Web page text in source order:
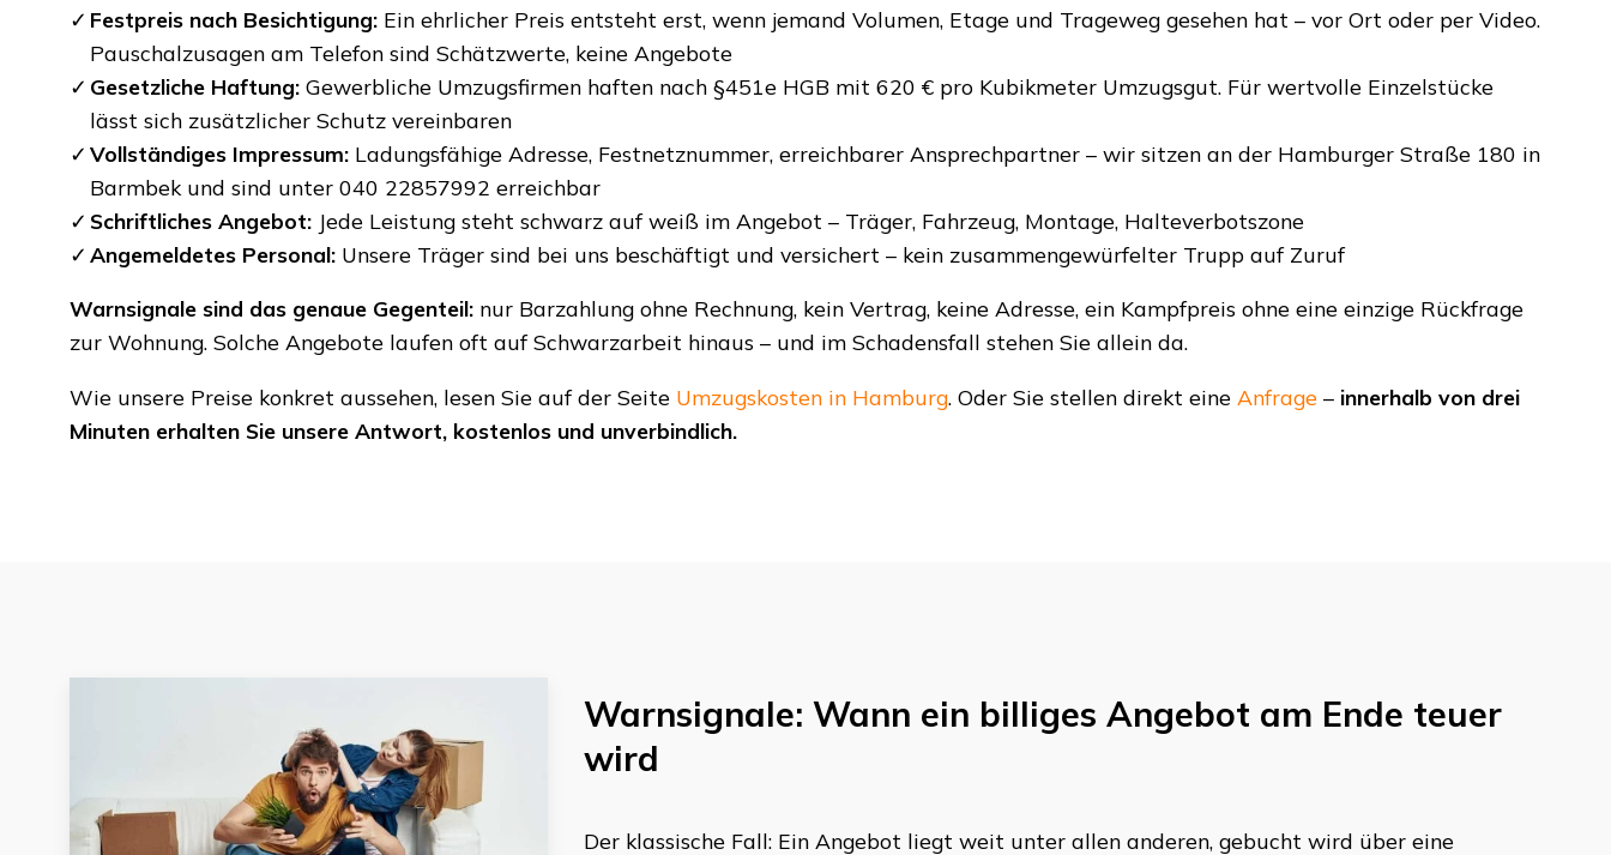
Festpreis nach Besichtigung: Ein ehrlicher Preis entsteht erst, wenn jemand Volumen, Etage und Trageweg gesehen hat – vor Ort oder per Video.
Pauschalzusagen am Telefon sind Schätzwerte, keine Angebote
Gesetzliche Haftung: Gewerbliche Umzugsfirmen haften nach §451e HGB mit 620 € pro Kubikmeter Umzugsgut. Für wertvolle Einzelstücke
lässt sich zusätzlicher Schutz vereinbaren
Vollständiges Impressum: Ladungsfähige Adresse, Festnetznummer, erreichbarer Ansprechpartner – wir sitzen an der Hamburger Straße 180 in
Barmbek und sind unter 040 22857992 erreichbar
Schriftliches Angebot: Jede Leistung steht schwarz auf weiß im Angebot – Träger, Fahrzeug, Montage, Halteverbotszone
Angemeldetes Personal: Unsere Träger sind bei uns beschäftigt und versichert – kein zusammengewürfelter Trupp auf Zuruf
Warnsignale sind das genaue Gegenteil:nur Barzahlung ohne Rechnung, kein Vertrag, keine Adresse, ein Kampfpreis ohne eine einzige Rückfrage
zur Wohnung. Solche Angebote laufen oft auf Schwarzarbeit hinaus – und im Schadensfall stehen Sie allein da.
Wie unsere Preise konkret aussehen, lesen Sie auf der Seite Umzugskosten in Hamburg. Oder Sie stellen direkt eine Anfrage– innerhalb von drei
Minuten erhalten Sie unsere Antwort, kostenlos und unverbindlich.
Warnsignale: Wann ein billiges Angebot am Ende teuer
wird
Der klassische Fall: Ein Angebot liegt weit unter allen anderen, gebucht wird über eine